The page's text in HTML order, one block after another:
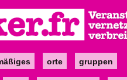
orte gruppen